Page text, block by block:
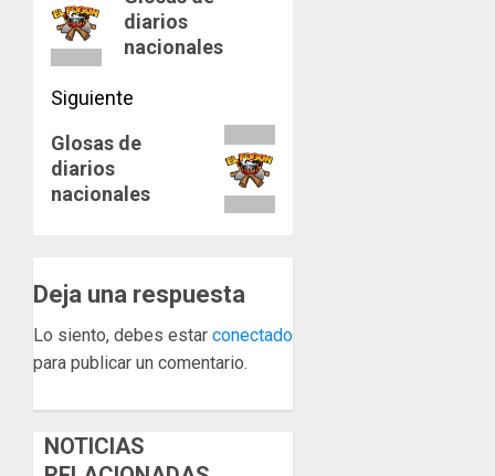
entradas
anterior:diarios
nacionales
Siguiente
Siguiente
entrada:
Glosas de
diarios
nacionales
Deja una respuesta
Lo siento, debes estar conectado
para publicar un comentario.
NOTICIAS